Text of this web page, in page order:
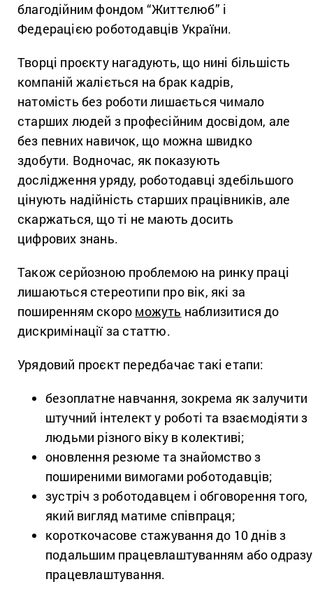
благодійним фондом “Життєлюб” і
Федерацією роботодавців України.
Творці проєкту нагадують, що нині більшість
компаній жаліється на брак кадрів,
натомість без роботи лишається чимало
старших людей з професійним досвідом, але
без певних навичок, що можна швидко
здобути. Водночас, як показують
дослідження уряду, роботодавці здебільшого
цінують надійність старших працівників, але
скаржаться, що ті не мають досить
цифрових знань.
Також серйозною проблемою на ринку праці
лишаються стереотипи про вік, які за
поширенням скоро можуть наблизитися до
дискримінації за статтю.
Урядовий проєкт передбачає такі етапи:
безоплатне навчання, зокрема як залучити
штучний інтелект у роботі та взаємодіяти з
людьми різного віку в колективі;
оновлення резюме та знайомство з
поширеними вимогами роботодавців;
зустріч з роботодавцем і обговорення того,
який вигляд матиме співпраця;
короткочасове стажування до 10 днів з
подальшим працевлаштуванням або одразу
працевлаштування.